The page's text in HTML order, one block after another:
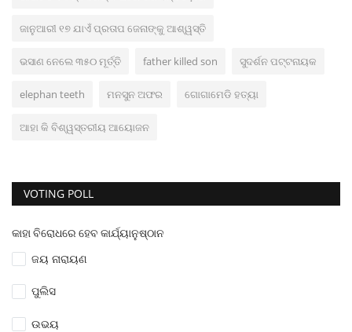
ଜାନୁଆରୀ ୧୭ ଯାଏଁ ପ୍ରତାପ ଜେନାଙ୍କୁ ଆଶ୍ୱସ୍ତି
ଭସାଣ ନେଲେ ୩୫୦ ମୂର୍ତ୍ତି father killed son ସୁଦର୍ଶନ ପଟ୍ଟନାୟକ
elephan teeth ମନସୁନ ଅଫର ଗୋଗାମେଡି ହତ୍ୟା
ଆହା କି ବିଶ୍ୱସ୍ତରୀୟ ଆୟୋଜନ
VOTING POLL
କାହା ବିରୋଧରେ ହେବ କାର୍ଯ୍ୟାନୁଷ୍ଠାନ
ଜୟ ନାରାୟଣ
ପୁଲିସ
ଉଭୟ